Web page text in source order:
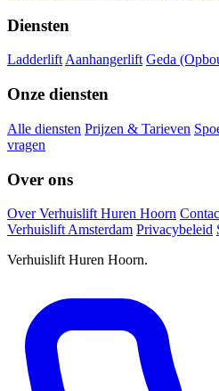
Diensten
LadderliftAanhangerlift Geda
Onze diensten
Alle diensten Prijzen & Tarieven
vragen
Over ons
Over Verhuislift Huren Hoorn
Verhuislift Amsterdam Privacybeleid
Verhuislift Huren Hoorn.